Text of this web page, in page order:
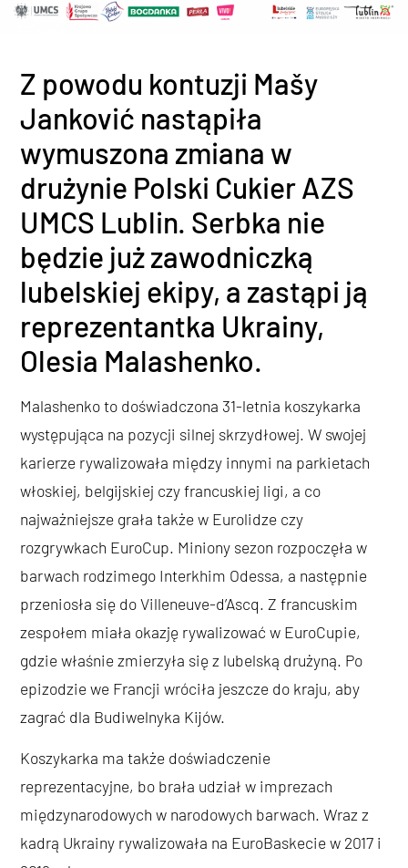
Z powodu kontuzji Mašy
Janković nastąpiła
wymuszona zmiana w
drużynie Polski Cukier AZS
UMCS Lublin. Serbka nie
będzie już zawodniczką
lubelskiej ekipy, a zastąpi ją
reprezentantka Ukrainy,
Olesia Malashenko.
Malashenko to doświadczona 31-letnia koszykarka
występująca na pozycji silnej skrzydłowej. W swojej
karierze rywalizowała między innymi na parkietach
włoskiej, belgijskiej czy francuskiej ligi, a co
najważniejsze grała także w Eurolidze czy
rozgrywkach EuroCup. Miniony sezon rozpoczęła w
barwach rodzimego Interkhim Odessa, a następnie
przeniosła się do Villeneuve-d’Ascq. Z francuskim
zespołem miała okazję rywalizować w EuroCupie,
gdzie właśnie zmierzyła się z lubelską drużyną. Po
epizodzie we Francji wróciła jeszcze do kraju, aby
zagrać dla Budiwelnyka Kijów.
Koszykarka ma także doświadczenie
reprezentacyjne, bo brała udział w imprezach
międzynarodowych w narodowych barwach. Wraz z
kadrą Ukrainy rywalizowała na EuroBaskecie w 2017 i